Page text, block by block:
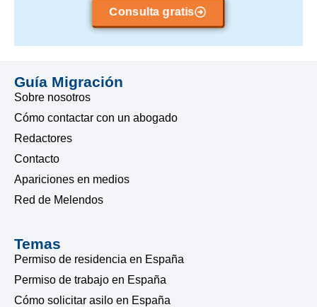
Consulta gratis
Guía Migración
Sobre nosotros
Cómo contactar con un abogado
Redactores
Contacto
Apariciones en medios
Red de Melendos
Temas
Permiso de residencia en España
Permiso de trabajo en España
Cómo solicitar asilo en España